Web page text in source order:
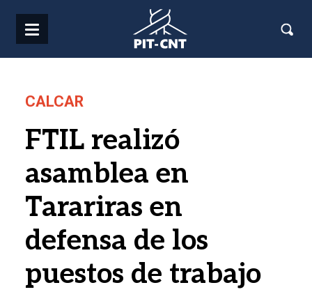
CALCAR
FTIL realizó
asamblea en
Tarariras en
defensa de los
puestos de trabajo